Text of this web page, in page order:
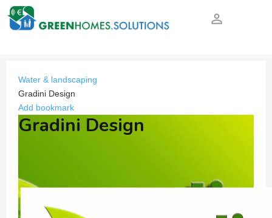
person_outline
Water & landscaping
Gradini Design
Add bookmark
Gradini Design